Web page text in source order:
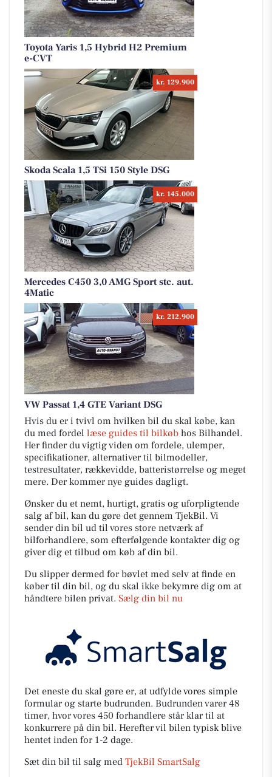
Toyota Yaris 1,5 Hybrid H2 Premium
e-CVT
kr. 129.900
Skoda Scala 1,5 TSi 150 Style DSG
kr. 145.000
Mercedes C450 3,0 AMG Sport stc. aut.
4Matic
kr. 212.900
VW Passat 1,4 GTE Variant DSG
Hvis du er i tvivl om hvilken bil du skal købe, kan
du med fordel læse guides til bilkøb hos Bilhandel.
Her finder du vigtig viden om fordele, ulemper,
specifikationer, alternativer til bilmodeller,
testresultater, rækkevidde, batteristørrelse og meget
mere. Der kommer nye guides dagligt.
Ønsker du et nemt, hurtigt, gratis og uforpligtende
salg af bil, kan du gøre det gennem TjekBil. Vi
sender din bil ud til vores store netværk af
bilforhandlere, som efterfølgende kontakter dig og
giver dig et tilbud om køb af din bil.
Du slipper dermed for bøvlet med selv at finde en
køber til din bil, og du skal ikke bekymre dig om at
håndtere bilen privat. Sælg din bil nu
Det eneste du skal gøre er, at udfylde vores simple
formular og starte budrunden. Budrunden varer 48
timer, hvor vores 450 forhandlere står klar til at
konkurrere på din bil. Herefter vil bilen typisk blive
hentet inden for 1-2 dage.
Sæt din bil til salg med TjekBil SmartSalg